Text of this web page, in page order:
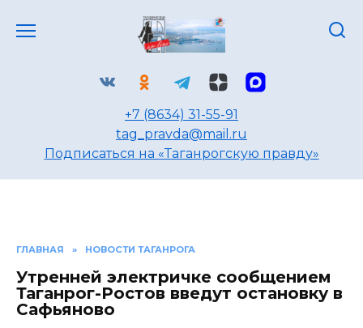
+7 (8634) 31-55-91
tag_pravda@mail.ru
Подписаться на «Таганрогскую правду»
ГЛАВНАЯ » НОВОСТИ ТАГАНРОГА
Утренней электричке сообщением
Таганрог-Ростов введут остановку в
Сафьяново